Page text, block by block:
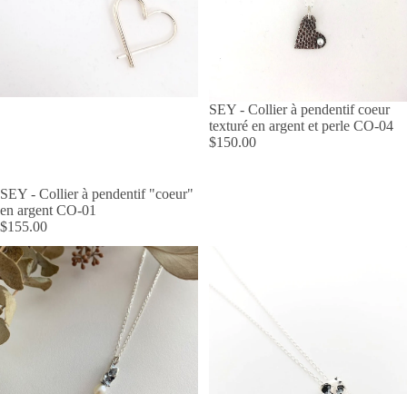
SEY - Collier à pendentif "coeur"
en argent CO-01
$155.00
SEY - Collier à pendentif coeur
texturé en argent et perle CO-04
$150.00